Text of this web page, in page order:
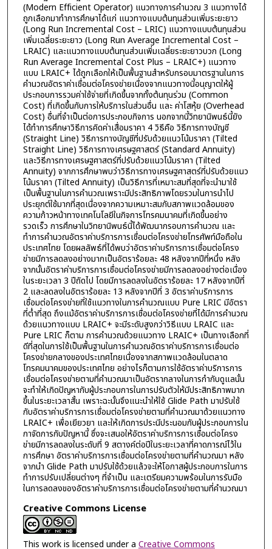
(Modern Efficient Operator) แนวทางการคำนวณ 3 แนวทางได้
ถูกเลือกมาทำการศึกษาได้แก่ แนวทางแบบต้นทุนส่วนเพิ่มระยะยาว
(Long Run Incremental Cost – LRIC) แนวทางแบบต้นทุนส่วน
เพิ่มเฉลี่ยระยะยาว (Long Run Average Incremental Cost –
LRAIC) และแนวทางแบบต้นทุนส่วนเพิ่มเฉลี่ยระยะยาวบวก (Long
Run Average Incremental Cost Plus – LRAIC+) แนวทาง
แบบ LRAIC+ ได้ถูกเลือกให้เป็นพื้นฐานสำหรับกรอบมาตรฐานในการ
คำนวณอัตราค่าเชื่อมต่อโครงข่ายเนื่องจากแนวทางนี้อนุญาตให้ผู้
ประกอบการรวมค่าใช้จ่ายที่เกิดขึ้นจากทั้งต้นทุนร่วม (Common
Cost) ที่เกิดขึ้นกับการให้บริการในส่วนอื่น และ ค่าโสหุ้ย (Overhead
Cost) อื่นที่จำเป็นต่อการประกอบกิจการ นอกจากนี้วิทยานิพนธ์นี้ยัง
ได้ทำการศึกษาวิธีการคิดค่าเสื่อมราคา 4 วิธีคือ วิธีการทางบัญชี
(Straight Line) วิธีการทางบัญชีที่ปรับด้วยแนวโน้มราคา (Tilted
Straight Line) วิธีการทางเศรษฐศาสตร์ (Standard Annuity)
และวิธีการทางเศรษฐศาสตร์ที่ปรับด้วยแนวโน้มราคา (Tilted
Annuity) จากการศึกษาพบว่าวิธีการทางเศรษฐศาสตร์ที่ปรับด้วยแนว
โน้มราคา (Tilted Annuity) เป็นวิธีการที่เหมาะสมที่สุดที่จะนำมาใช้
เป็นพื้นฐานในการคำนวณเพราะมีประสิทธิภาพโดยรวมในการนำไป
ประยุกต์ใช้มากที่สุดเนื่องจากความเหมาะสมกับสภาพแวดล้อมของ
ความก้าวหน้าทางเทคโนโลยีในกิจการโทรคมนาคมที่เกิดขึ้นอย่าง
รวดเร็ว การศึกษาในวิทยานิพนธ์นี้ได้พัฒนากรอบการคำนวณ และ
ทำการคำนวณอัตราค่าบริการการเชื่อมต่อโครงข่ายโทรศัพท์มือถือใน
ประเทศไทย โดยผลลัพธ์ที่ได้พบว่าอัตราค่าบริการการเชื่อมต่อโครง
ข่ายมีการลดลงอย่างมากเป็นอัตราร้อยละ 48 หลังจากปีที่หนึ่ง หลัง
จากนั้นอัตราค่าบริการการเชื่อมต่อโครงข่ายมีการลดลงอย่างต่อเนื่อง
ในระยะเวลา 3 ปีถัดไป โดยมีการลดลงในอัตราร้อยละ 17 หลังจากปีที่
2 และลดลงในอัตราร้อยละ 13 หลังจากปีที่ 3 อัตราค่าบริการการ
เชื่อมต่อโครงข่ายที่ใช้แนวทางในการคำนวณแบบ Pure LRIC มีอัตรา
ที่ต่ำที่สุด ถึงแม้อัตราค่าบริการการเชื่อมต่อโครงข่ายที่ได้มีการคำนวณ
ด้วยแนวทางแบบ LRAIC+ จะมีระดับสูงกว่าวิธีแบบ LRAIC และ
Pure LRIC ก็ตาม การคำนวณด้วยแนวทาง LRAIC+ เป็นทางเลือกที่
ดีที่สุดในการใช้เป็นพื้นฐานในการคำนวณอัตราค่าบริการการเชื่อมต่อ
โครงข่ายกลางของประเทศไทยเนื่องจากสภาพแวดล้อมในตลาด
โทรคมนาคมของประเทศไทย อย่างไรก็ตามการใช้อัตราค่าบริการการ
เชื่อมต่อโครงข่ายตามที่คำนวณมาเป็นอัตรากลางในการกำกับดูแลนั้น
จะทำให้เกิดปัญหากับผู้ประกอบการในการปรับตัวให้มีประสิทธิภาพมาก
ขึ้นในระยะเวลาสั้น เพราะฉะนั้นจึงแนะนำให้ใช้ Glide Path มาปรับใช้
กับอัตราค่าบริการการเชื่อมต่อโครงข่ายตามที่คำนวณมาด้วยแนวทาง
LRAIC+ เพื่อเยียวยา และให้เกิดการประนีประนอมกับผู้ประกอบการใน
กาจัดการกับปัญหานี้ ซึ่งจะเสนอให้อัตราค่าบริการการเชื่อมต่อโครง
ข่ายมีการลดลงในระดับที่ 9 สตางค์ต่อปีในระยะเวลาที่คาดการณ์ไว้ใน
การศึกษา อัตราค่าบริการการเชื่อมต่อโครงข่ายตามที่คำนวณมา หลัง
จากนำ Glide Path มาปรับใช้ด้วยแล้วจะให้โอกาสผู้ประกอบการในการ
ทำการปรับเปลี่ยนต่างๆ ที่จำเป็น และเตรียมความพร้อมในการรับมือ
ในการลดลงของอัตราค่าบริการการเชื่อมต่อโครงข่ายตามที่คำนวณมา
Creative Commons License
This work is licensed under a Creative Commons